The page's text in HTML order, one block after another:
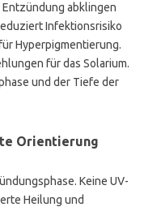
abklingen
Infektionsrisiko
Hyperpigmentierung.
für das Solarium.
und der Tiefe der
Orientierung
Keine UV-
Heilung und